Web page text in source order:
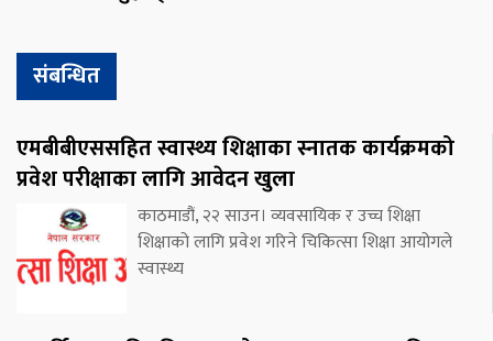
संबन्धित
एमबीबीएससहित स्वास्थ्य शिक्षाका स्नातक कार्यक्रमको
प्रवेश परीक्षाका लागि आवेदन खुला
काठमाडौं, २२ साउन। व्यवसायिक र उच्च शिक्षा
शिक्षाको लागि प्रवेश गरिने चिकित्सा शिक्षा आयोगले
स्वास्थ्य